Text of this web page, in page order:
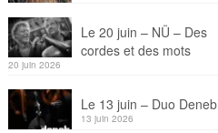
Le 20 juin – NÜ – Des
cordes et des mots
20 juin 2026
Le 13 juin – Duo Deneb
13 juin 2026